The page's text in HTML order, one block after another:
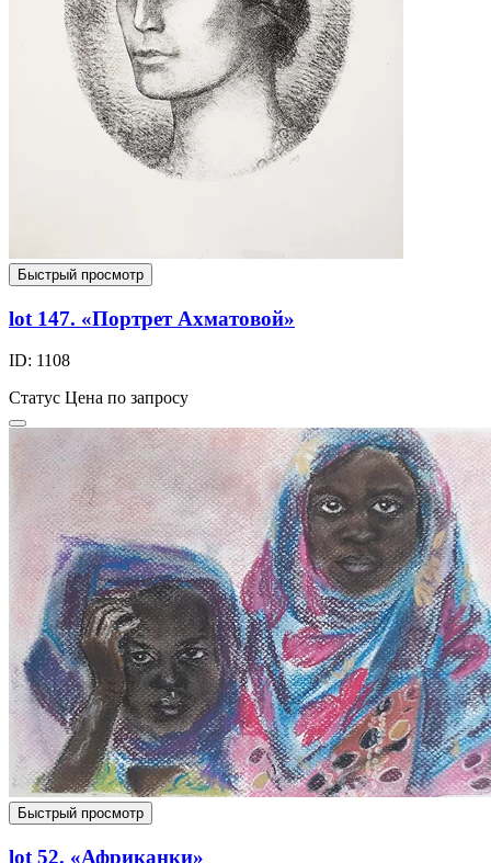
Быстрый просмотр
lot 147. «Портрет Ахматовой»
ID: 1108
Статус Цена по запросу
Быстрый просмотр
lot 52. «Африканки»